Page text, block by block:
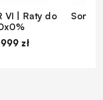
VI | Raty do
zł
Sony